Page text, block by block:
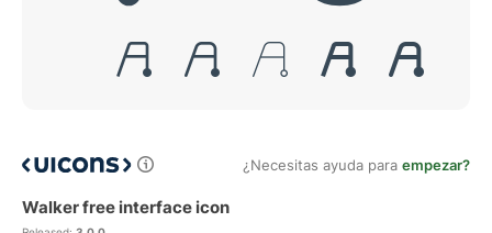
¿Necesitas ayuda para empezar?
Walker free interface icon